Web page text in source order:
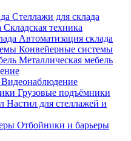
Cтеллажи для склада
Складская техника
Автоматизация склада
Конвейерные системы
Металлическая мебель
Видеонаблюдение
Грузовые подъёмники
Настил для стеллажей и
Отбойники и барьеры